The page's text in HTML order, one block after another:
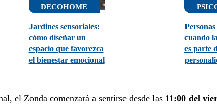
DECOHOME
Jardines sensoriales:
cómo diseñar un
espacio que favorezca
el bienestar emocional
cuando
es parte
el Zonda comenzará a sentirse desde las 11:00 del